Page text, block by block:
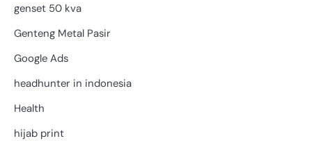
genset 50 kva
Genteng Metal Pasir
Google Ads
headhunter in indonesia
Health
hijab print